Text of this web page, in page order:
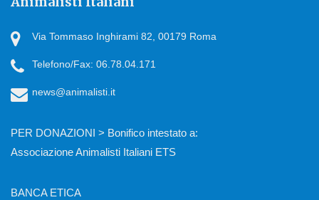
Via Tommaso Inghirami 82, 00179 Roma
Telefono/Fax: 06.78.04.171
news@animalisti.it
PER DONAZIONI > Bonifico intestato a:
Associazione Animalisti Italiani ETS
BANCA ETICA